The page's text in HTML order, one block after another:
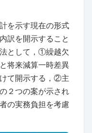
を示す現在の形式
訳を開示すること
として，①繰越欠
将来減算一時差異
て開示する，②主
２つの案が示され
の実務負担を考慮